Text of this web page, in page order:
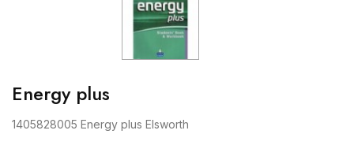
Energy plus
1405828005 Energy plus Elsworth